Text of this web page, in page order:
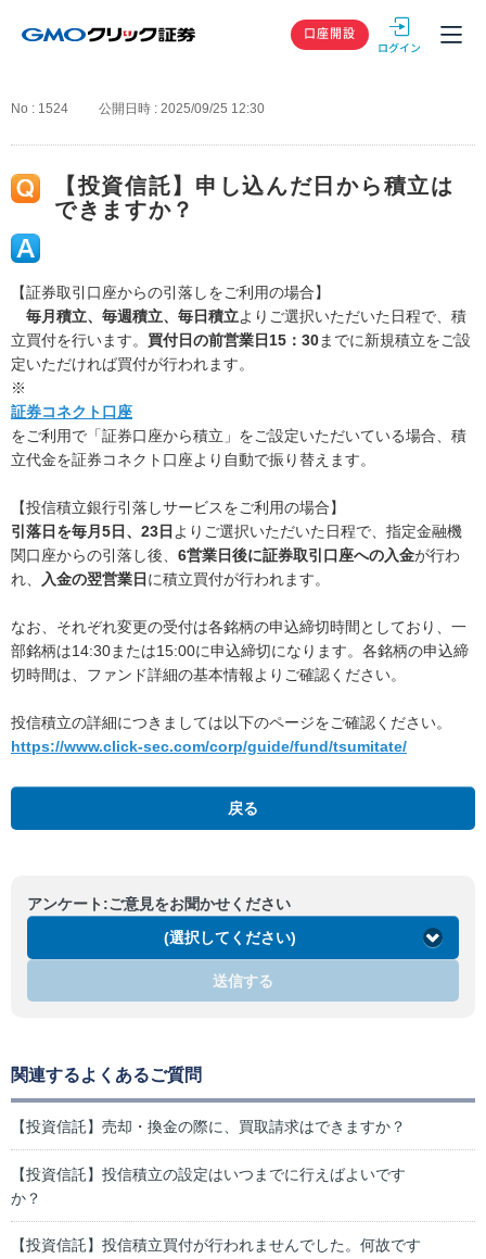
GMOクリック
口座開設
No : 1524 公開日時 : 2025/09/25 12:30
【投資信託】申し込んだ日から積立は
できますか？
【証券取引口座からの引落しをご利用の場合】
毎月積立、毎週積立、毎日積立よりご選択いただいた日程で、積
立買付を行います。 買付日の前営業日15：30までに新規積立をご設
定いただければ買付が行われます。
※
証券コネクト口座
をご利用で「証券口座から積立」をご設定いただいている場合、積
立代金を証券コネクト口座より自動で振り替えます。
【投信積立銀行引落しサービスをご利用の場合】
引落日を毎月5日、23日 よりご選択いただいた日程で、指定金融機
関口座からの引落し後、 6営業日後に証券取引口座への入金が行わ
れ、
入金の翌営業日 に積立買付が行われます。
なお、それぞれ変更の受付は各銘柄の申込締切時間としており、一
部銘柄は14:30または15:00に申込締切になります。各銘柄の申込締
切時間は、ファンド詳細の基本情報よりご確認ください。
投信積立の詳細につきましては以下のページをご確認ください。
https://www.click-sec.com/corp/guide/fund/tsumitate/
戻る
アンケート:ご意見をお聞かせください
(選択してください)
送信する
関連するよくあるご質問
【投資信託】売却・換金の際に、買取請求はできますか？
【投資信託】投信積立の設定はいつまでに行えばよいです
か？
【投資信託】投信積立買付が行われませんでした。何故です